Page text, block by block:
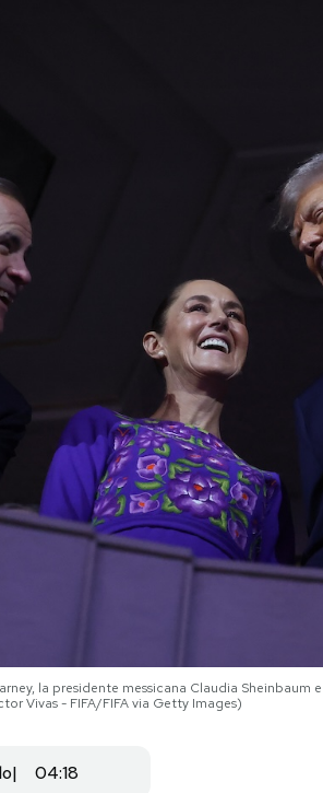
la presidente messicana Claudia
Vivas - FIFA/FIFA via Getty Images)
04:18